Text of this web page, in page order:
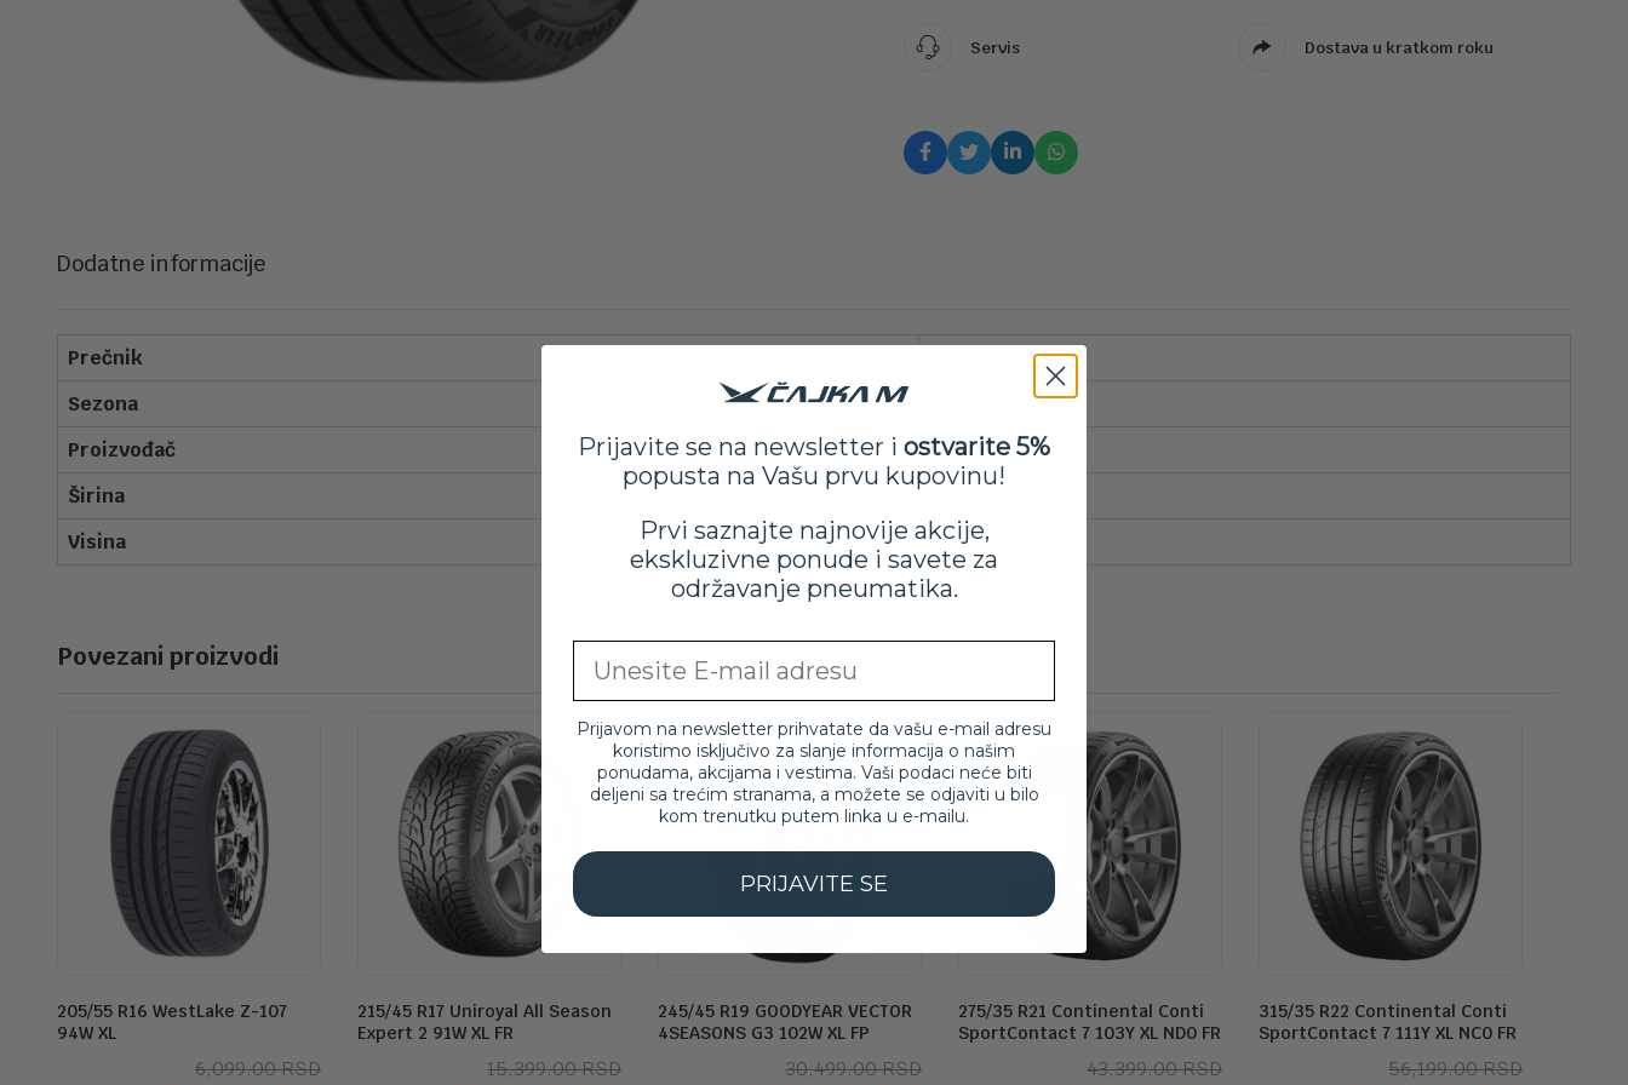
Servis Dostava u kratkom roku
Dodatne informacije
Prečnik
Sezona
Proizvođač
Goodyear
Širina
Visina
40
Povezani proizvodi
205/55 R16 WestLake Z-107
94W XL
6,099.00RSDOriginalna
Trenutna
215/45 R17 Uniroyal All Season
Expert 2 91W XL FR
15,399.00RSDOriginalna
Trenutna
245/45 R19 GOODYEAR VECTOR
4SEASONS G3 102W XL FP
30,499.00RSDOriginalna
Trenutna
275/35 R21 Continental Conti
SportContact 7 103Y XL ND0 FR
43,399.00RSDOriginalna
Trenutna
315/35 R22 Continental Conti
SportContact 7 111Y XL NC0 FR
56,199.00RSDTrenutna
Prijavite se na newsletter i ostvarite 5%
popusta na Vašu prvu kupovinu!
Prvi saznajte najnovije akcije,
ekskluzivne ponude i savete za
održavanje pneumatika.
Email
Prijavom na newsletter prihvatate da vašu e-mail adresu
koristimo isključivo za slanje informacija o našim
ponudama, akcijama i vestima. Vaši podaci neće biti
deljeni sa trećim stranama, a možete se odjaviti u bilo
kom trenutku putem linka u e-mailu.
PRIJAVITE SE